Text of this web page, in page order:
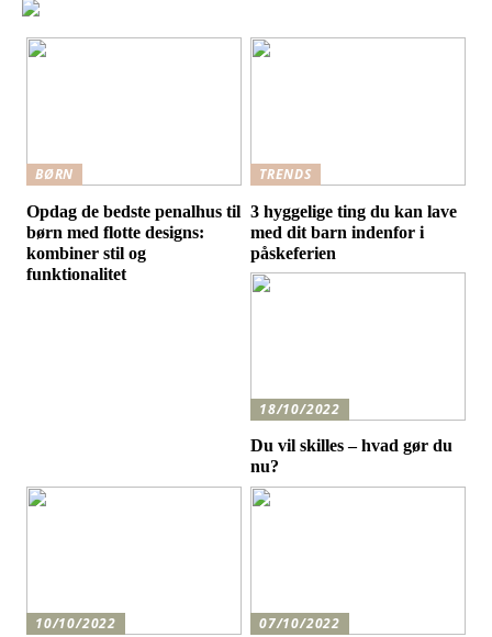
BØRN
Opdag de bedste penalhus til
børn med flotte designs:
kombiner stil og
funktionalitet
TRENDS
3 hyggelige ting du kan lave
med dit barn indenfor i
påskeferien
18/10/2022
Du vil skilles – hvad gør du
nu?
10/10/2022
07/10/2022